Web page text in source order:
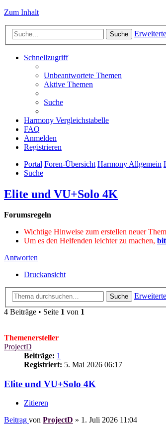
Zum Inhalt
Suche
Schnellzugriff
Unbeantwortete Themen
Aktive Themen
Suche
Harmony Vergleichstabelle
FAQ
Anmelden
Registrieren
Portal Foren-Übersicht Harmony Allgemein
Suche
Elite und VU+Solo 4K
Forumsregeln
Wichtige Hinweise zum erstellen neuer
Um es den Helfenden leichter zu machen,
Antworten
Druckansicht
Suche
4 Beiträge • Seite 1 von 1
Themenersteller
ProjectD
Beiträge: 1
Registriert: 5. Mai 2026 06:17
Elite und VU+Solo 4K
Zitieren
Beitrag von ProjectD » 1. Juli 2026 11:04